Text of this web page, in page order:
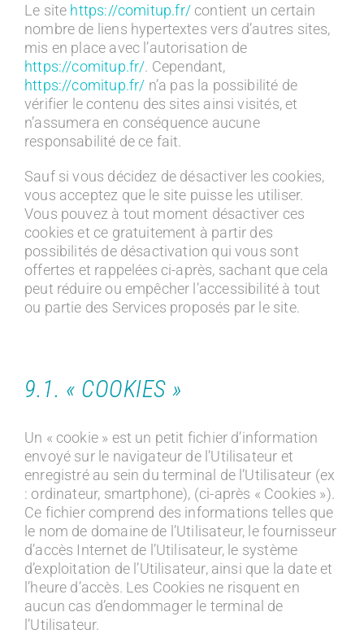
Le site https://comitup.fr/contient un certain
nombre de liens hypertextes vers d’autres sites,
mis en place avec l’autorisation de
https://comitup.fr/. Cependant,
https://comitup.fr/ n’a pas la possibilité de
vérifier le contenu des sites ainsi visités, et
n’assumera en conséquence aucune
responsabilité de ce fait.
Sauf si vous décidez de désactiver les cookies,
vous acceptez que le site puisse les utiliser.
Vous pouvez à tout moment désactiver ces
cookies et ce gratuitement à partir des
possibilités de désactivation qui vous sont
offertes et rappelées ci-après, sachant que cela
peut réduire ou empêcher l’accessibilité à tout
ou partie des Services proposés par le site.
9.1. « COOKIES »
Un « cookie » est un petit fichier d’information
envoyé sur le navigateur de l’Utilisateur et
enregistré au sein du terminal de l’Utilisateur (ex
: ordinateur, smartphone), (ci-après « Cookies »).
Ce fichier comprend des informations telles que
le nom de domaine de l’Utilisateur, le fournisseur
d’accès Internet de l’Utilisateur, le système
d’exploitation de l’Utilisateur, ainsi que la date et
l’heure d’accès. Les Cookies ne risquent en
aucun cas d’endommager le terminal de
l’Utilisateur.